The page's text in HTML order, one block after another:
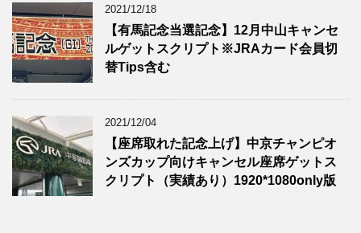
2021/12/18
【有馬記念当選記念】12月中山キャンセ
ルゲットスクリプト※JRAカード会員切
替Tips含む
2021/12/04
【座席取れた記念上げ】中京チャンピオ
ンズカップ向けキャンセル座席ゲットス
クリプト（実績あり）1920*1080only版